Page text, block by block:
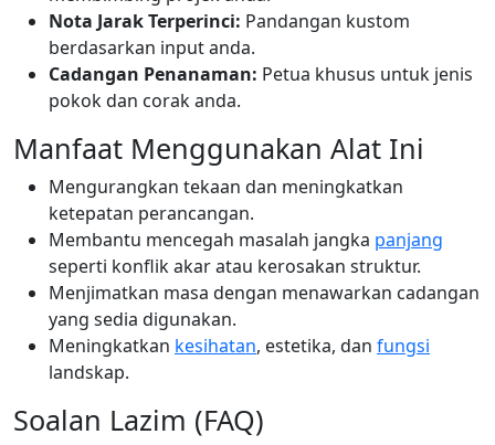
Nota Jarak Terperinci: Pandangan kustom
berdasarkan input anda.
Cadangan Penanaman: Petua khusus untuk jenis
pokok dan corak anda.
Manfaat Menggunakan Alat Ini
Mengurangkan tekaan dan meningkatkan
ketepatan perancangan.
Membantu mencegah masalah jangka panjang
seperti konflik akar atau kerosakan struktur.
Menjimatkan masa dengan menawarkan cadangan
yang sedia digunakan.
Meningkatkan kesihatan, estetika, dan fungsi
landskap.
Soalan Lazim (FAQ)